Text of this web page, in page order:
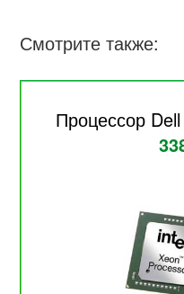
Смотрите также:
Процессор